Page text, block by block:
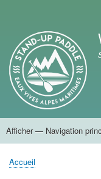
compte
de
l'utilisateur
Marque du site
Navigation
Afficher — Navigation
Accueil
Fil
Accueil